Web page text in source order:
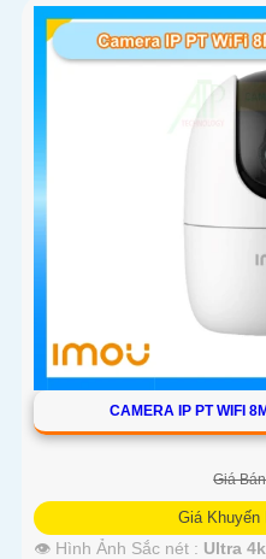
CAMERA IP PT WIFI
Giá
Giá Khuyến
👁 Hình Ảnh Sắc nét : Ultra 4k